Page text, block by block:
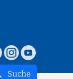
Suche